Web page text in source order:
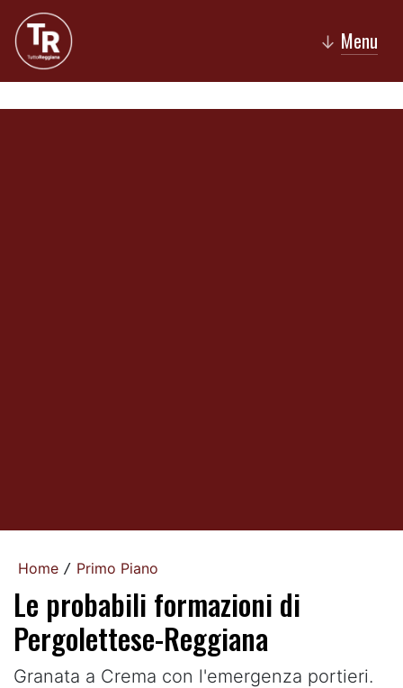
↓ Menu
Home / Primo Piano
Le probabili formazioni di
Pergolettese-Reggiana
Granata a Crema con l'emergenza portieri.